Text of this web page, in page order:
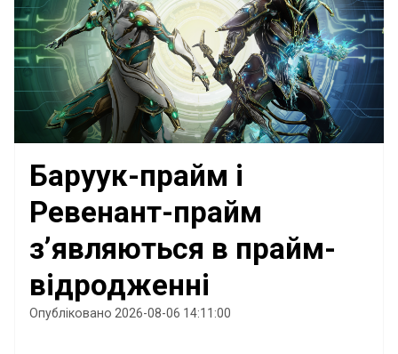
Баруук-прайм і
Ревенант-прайм
з’являються в прайм-
відродженні
Опубліковано 2026-08-06 14:11:00